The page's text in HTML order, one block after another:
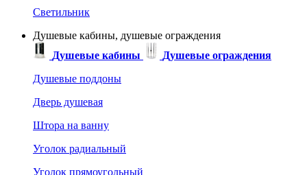
Светильник
Душевые кабины, душевые ограждения
Душевые кабины
Душевые ограждения
Душевые поддоны
Дверь душевая
Штора на ванну
Уголок радиальный
Уголок прямоугольный